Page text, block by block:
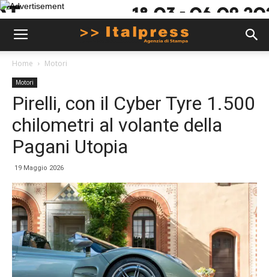
Home Motori
Motori
Pirelli, con il Cyber Tyre 1.500
chilometri al volante della
Pagani Utopia
19 Maggio 2026